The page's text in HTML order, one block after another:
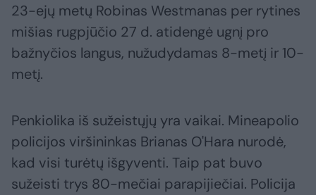
23-ejų metų Robinas Westmanas per rytines
mišias rugpjūčio 27 d. atidengė ugnį pro
bažnyčios langus, nužudydamas 8-metį ir 10-
metį.
Penkiolika iš sužeistųjų yra vaikai. Mineapolio
policijos viršininkas Brianas O'Hara nurodė,
kad visi turėtų išgyventi. Taip pat buvo
sužeisti trys 80-mečiai parapijiečiai. Policija